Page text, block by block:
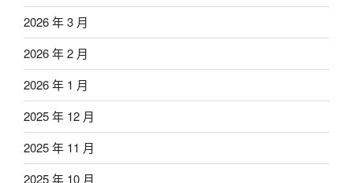
2026 年 3 月
2026 年 2 月
2026 年 1 月
2025 年 12 月
2025 年 11 月
2025 年 10 月